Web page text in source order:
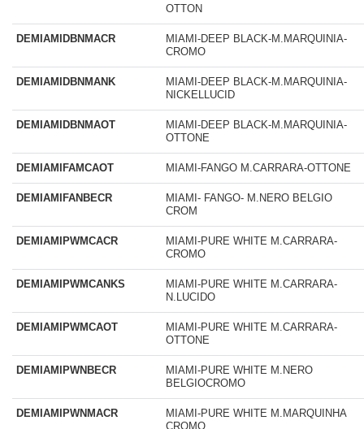
OTTON
DEMIAMIDBNMACR
MIAMI-DEEP BLACK-M.MARQUINIA-
CROMO
DEMIAMIDBNMANK
MIAMI-DEEP BLACK-M.MARQUINIA-
NICKELLUCID
DEMIAMIDBNMAOT
MIAMI-DEEP BLACK-M.MARQUINIA-
OTTONE
DEMIAMIFAMCAOT MIAMI-FANGO M.CARRARA-OTTONE
DEMIAMIFANBECR
MIAMI- FANGO- M.NERO BELGIO
CROM
DEMIAMIPWMCACR
MIAMI-PURE WHITE M.CARRARA-
CROMO
DEMIAMIPWMCANKS
MIAMI-PURE WHITE M.CARRARA-
N.LUCIDO
DEMIAMIPWMCAOT
MIAMI-PURE WHITE M.CARRARA-
OTTONE
DEMIAMIPWNBECR
MIAMI-PURE WHITE M.NERO
BELGIOCROMO
DEMIAMIPWNMACR
MIAMI-PURE WHITE M.MARQUINHA
CROMO